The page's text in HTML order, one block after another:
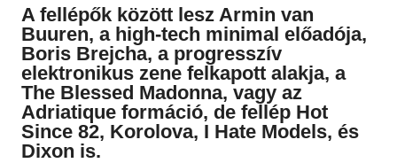
A fellépők között lesz Armin van
Buuren, a high-tech minimal előadója,
Boris Brejcha, a progresszív
elektronikus zene felkapott alakja, a
The Blessed Madonna, vagy az
Adriatique formáció, de fellép Hot
Since 82, Korolova, I Hate Models, és
Dixon is.